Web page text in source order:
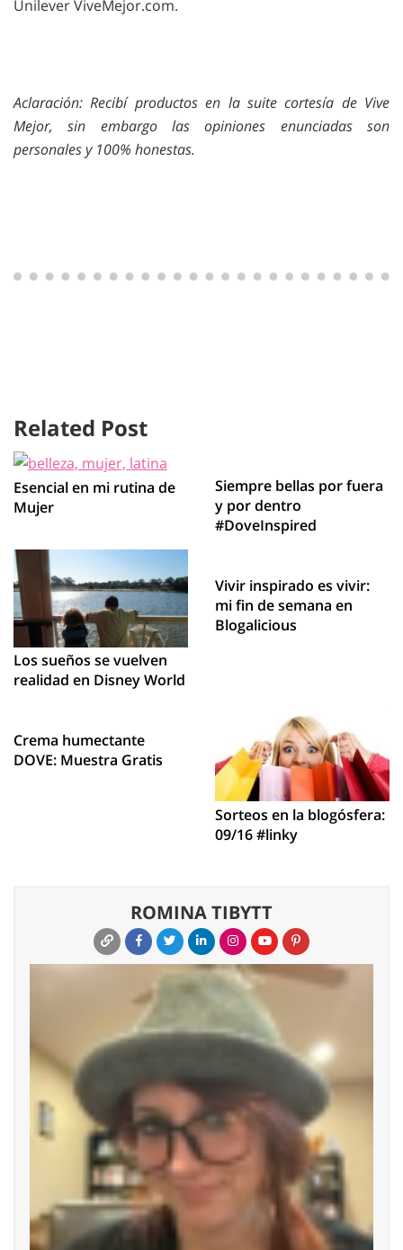
Unilever ViveMejor.com.
Aclaración: Recibí productos en la suite cortesía de Vive
Mejor, sin embargo las opiniones enunciadas son
personales y 100% honestas.
Related Post
Esencial en mi rutina de
Mujer
Siempre bellas por fuera
y por dentro
#DoveInspired
Los sueños se vuelven
realidad en Disney World
Vivir inspirado es vivir:
mi fin de semana en
Blogalicious
Crema humectante
DOVE: Muestra Gratis
Sorteos en la blogósfera:
09/16 #linky
ROMINA TIBYTT